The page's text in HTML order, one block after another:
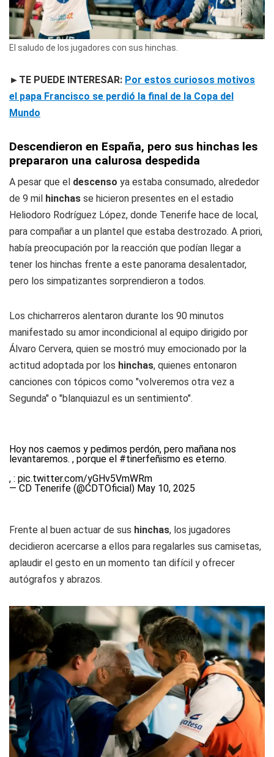
El saludo de los jugadores con sus hinchas.
►TE PUEDE INTERESAR: Por estos curiosos motivos
el papa Francisco se perdió la final de la Copa del
Mundo
Descendieron en España, pero sus hinchas les
prepararon una calurosa despedida
A pesar que el descenso ya estaba consumado, alrededor
de 9 mil hinchas se hicieron presentes en el estadio
Heliodoro Rodríguez López, donde Tenerife hace de local,
para compañar a un plantel que estaba destrozado. A priori,
había preocupación por la reacción que podían llegar a
tener los hinchas frente a este panorama desalentador,
pero los simpatizantes sorprendieron a todos.
Los chicharreros alentaron durante los 90 minutos
manifestado su amor incondicional al equipo dirigido por
Álvaro Cervera, quien se mostró muy emocionado por la
actitud adoptada por los hinchas, quienes entonaron
canciones con tópicos como "volveremos otra vez a
Segunda" o "blanquiazul es un sentimiento".
Hoy nos caemos y pedimos perdón, pero mañana nos
levantaremos. , porque el #tinerfeñismo es eterno.
, : pic.twitter.com/yGHv5VmWRm
— CD Tenerife (@CDTOficial) May 10, 2025
Frente al buen actuar de sus hinchas, los jugadores
decidieron acercarse a ellos para regalarles sus camisetas,
aplaudir el gesto en un momento tan difícil y ofrecer
autógrafos y abrazos.